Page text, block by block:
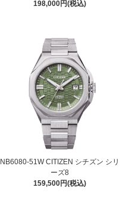
198,000円(税込)
NB6080-51W CITIZEN シチズン シリ
ーズ8
159,500円(税込)